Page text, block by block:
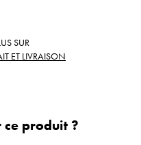
SUR
ET LIVRAISON
ce produit ?